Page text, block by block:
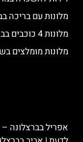
מלונות עם בריכה
מלונות 4 כוכבים בברצלונה
מלונות מומלצים
אפריל בברצלונה –